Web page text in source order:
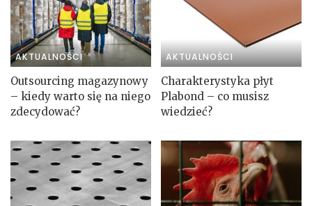
AKTUALNOŚCI
Outsourcing magazynowy
– kiedy warto się na niego
zdecydować?
AKTUALNOŚCI
Charakterystyka płyt
Plabond – co musisz
wiedzieć?